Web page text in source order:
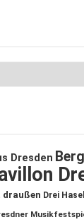
Dresden
draußen Drei